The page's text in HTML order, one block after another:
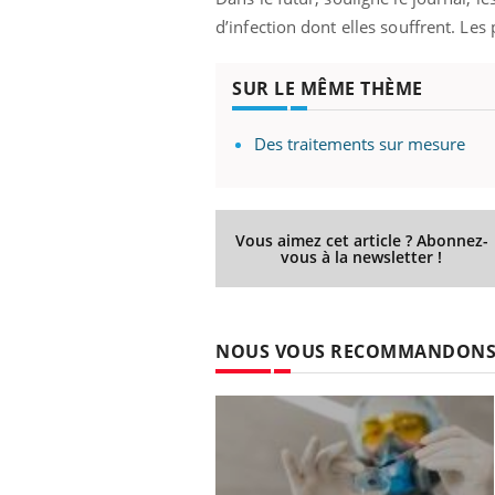
d’infection dont elles souffrent.
SUR LE MÊME THÈME
Des traitements sur mesure
Vous aimez cet article ? Abonnez-
vous à la newsletter !
NOUS VOUS RECOMMANDONS
Eczéma Chronique des Mains :
expliquer ma maladie Youtube
Il y a des sujets qui sont faciles à aborder...
d'autres non ! D'un côté, poser des